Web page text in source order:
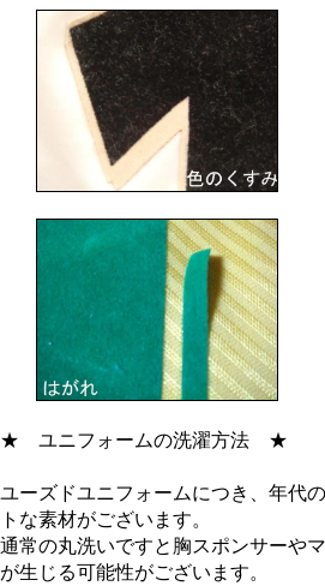
★ ユニフォームの洗濯方法 ★
ユーズドユニフォームにつき、年代
トな素材がございます。
通常の丸洗いですと胸スポンサーや
が生じる可能性がございます。